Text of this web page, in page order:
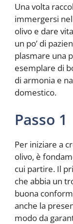
Una volta
immergersi
olivo e dare
un po’ di
plasmare una
esemplare di
di armonia e
domestico.
Passo 1
Per iniziare a
olivo, è
cui partire. Il
che abbia un
buona
anche la
modo da